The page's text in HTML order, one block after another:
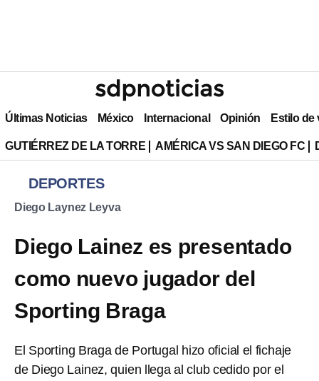
Últimas Noticias México Internacional Opinión Estilo de
GUTIÉRREZ DE LA TORRE AMÉRICA VS SAN DIEGO FC
DEPORTES
Diego Laynez Leyva
Diego Lainez es presentado
como nuevo jugador del
Sporting Braga
El Sporting Braga de Portugal hizo oficial el fichaje
de Diego Lainez, quien llega al club cedido por el